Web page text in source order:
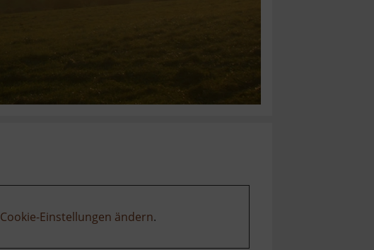
Cookie-Einstellungen ändern.